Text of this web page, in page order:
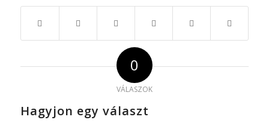
0
VÁLASZOK
Hagyjon egy választ